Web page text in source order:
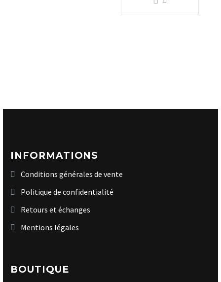
INFORMATIONS
Conditions générales de vente
Politique de confidentialité
Retours et échanges
Mentions légales
BOUTIQUE